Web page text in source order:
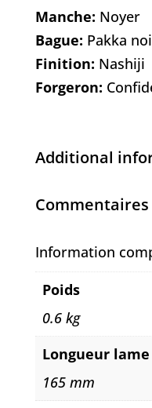
Manche: Noyer
Bague: Pakka
Finition: Nashiji
Forgeron:
Additional
Commentaires
Information
Poids
0.6 kg
Longueur lame
165 mm